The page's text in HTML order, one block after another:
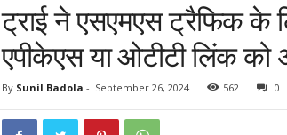
ट्राई ने एसएमएस ट्रैफिक के
एपीकेएस या ओटीटी लिंक को
By Sunil Badola - September 26, 2024 562 0